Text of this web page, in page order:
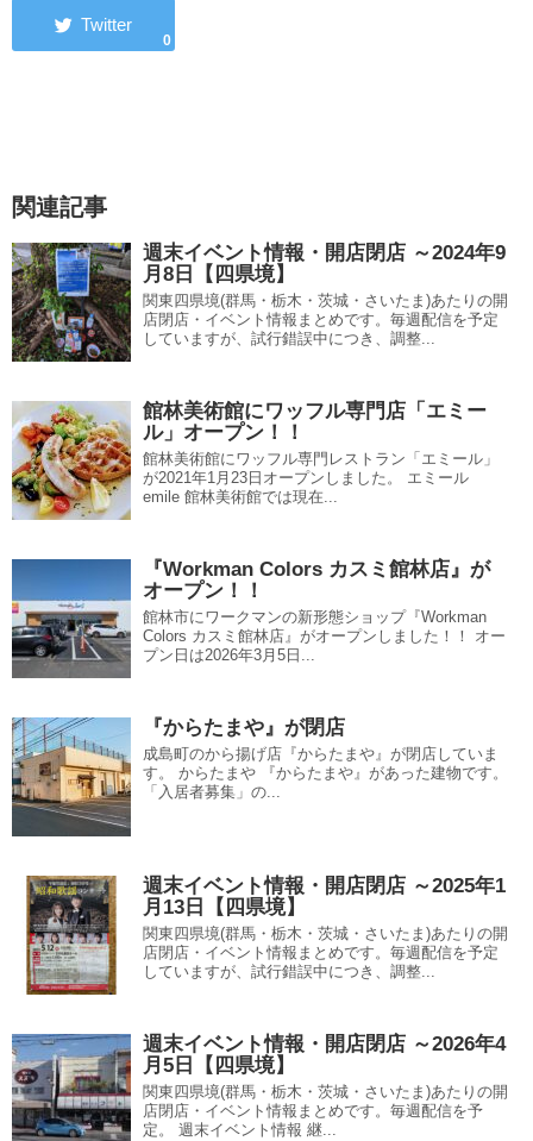
0
関連記事
週末イベント情報・開店閉店 ～2024年9
月8日【四県境】
関東四県境(群馬・栃木・茨城・さいたま)あたりの開
店閉店・イベント情報まとめです。毎週配信を予定
していますが、試行錯誤中につき、調整...
館林美術館にワッフル専門店「エミー
ル」オープン！！
館林美術館にワッフル専門レストラン「エミール」
が2021年1月23日オープンしました。 エミール
emile 館林美術館では現在...
『Workman Colors カスミ館林店』が
オープン！！
館林市にワークマンの新形態ショップ『Workman
Colors カスミ館林店』がオープンしました！！ オー
プン日は2026年3月5日...
『からたまや』が閉店
成島町のから揚げ店『からたまや』が閉店していま
す。 からたまや 『からたまや』があった建物です。
「入居者募集」の...
週末イベント情報・開店閉店 ～2025年1
月13日【四県境】
関東四県境(群馬・栃木・茨城・さいたま)あたりの開
店閉店・イベント情報まとめです。毎週配信を予定
していますが、試行錯誤中につき、調整...
週末イベント情報・開店閉店 ～2026年4
月5日【四県境】
関東四県境(群馬・栃木・茨城・さいたま)あたりの開
店閉店・イベント情報まとめです。毎週配信を予
定。 週末イベント情報 継...